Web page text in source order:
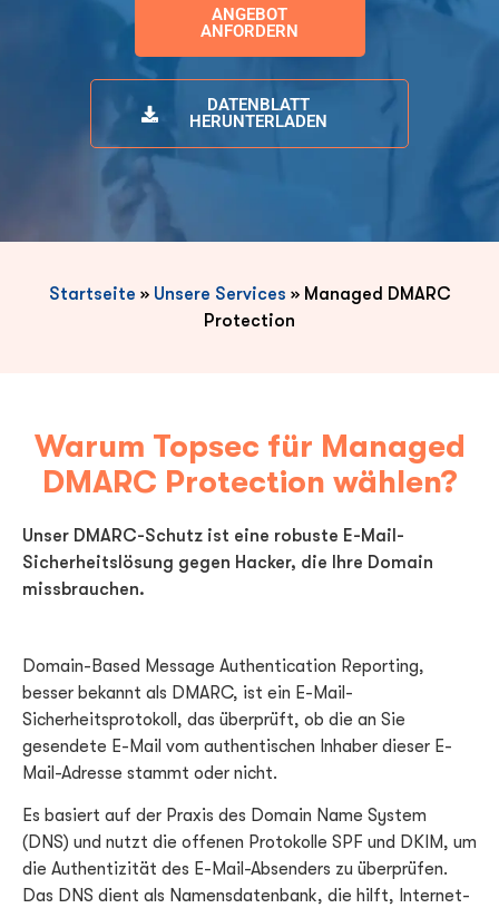
ANGEBOT
ANFORDERN
DATENBLATT
HERUNTERLADEN
Startseite » Unsere Services » Managed DMARC
Protection
Warum Topsec für Managed
DMARC Protection wählen?
Unser DMARC-Schutz ist eine robuste E-Mail-
Sicherheitslösung gegen Hacker, die Ihre Domain
missbrauchen.
Domain-Based Message Authentication Reporting,
besser bekannt als DMARC, ist ein E-Mail-
Sicherheitsprotokoll, das überprüft, ob die an Sie
gesendete E-Mail vom authentischen Inhaber dieser E-
Mail-Adresse stammt oder nicht.
Es basiert auf der Praxis des Domain Name System
(DNS) und nutzt die offenen Protokolle SPF und DKIM, um
die Authentizität des E-Mail-Absenders zu überprüfen.
Das DNS dient als Namensdatenbank, die hilft, Internet-